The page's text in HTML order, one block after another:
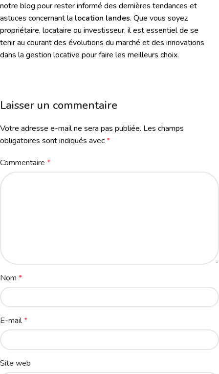
notre blog pour rester informé des dernières tendances et
astuces concernant la location landes. Que vous soyez
propriétaire, locataire ou investisseur, il est essentiel de se
tenir au courant des évolutions du marché et des innovations
dans la gestion locative pour faire les meilleurs choix.
Laisser un commentaire
Votre adresse e-mail ne sera pas publiée. Les champs
obligatoires sont indiqués avec*
Commentaire *
Nom *
E-mail*
Site web